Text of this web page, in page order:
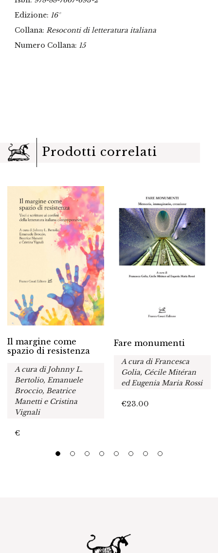
Edizione: 16°
Collana: Resoconti di letteratura italiana
Numero Collana: 15
Prodotti correlati
Il margine come
spazio di resistenza
A cura di Johnny L.
Bertolio, Emanuele
Broccio, Beatrice
Manetti e Cristina
Vignali
€
Fare monumenti
A cura di Francesca
Golia, Cécile Mitéran
ed Eugenia Maria Rossi
€23.00